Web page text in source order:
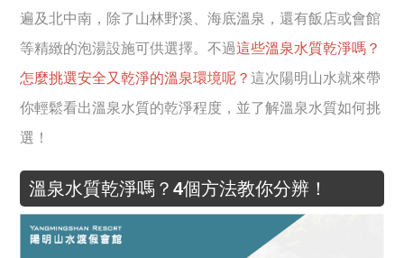
遍及北中南，除了山林野溪、海底溫泉，還有飯店或會館
等精緻的泡湯設施可供選擇。不過這些溫泉水質乾淨嗎？
怎麼挑選安全又乾淨的溫泉環境呢？這次陽明山水就來帶
你輕鬆看出溫泉水質的乾淨程度，並了解溫泉水質如何挑
選！
溫泉水質乾淨嗎？4個方法教你分辨！